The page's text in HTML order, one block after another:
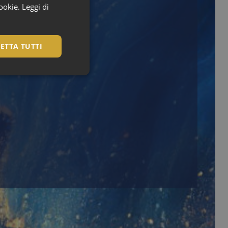
Leggi di
TUTTI
sul linguaggio
utilizzato per
Normalmente
il modo in cui